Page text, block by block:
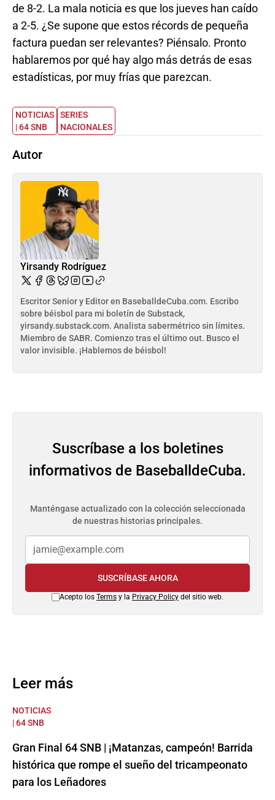
de 8-2. La mala noticia es que los jueves han caído
a 2-5. ¿Se supone que estos récords de pequeña
factura puedan ser relevantes? Piénsalo. Pronto
hablaremos por qué hay algo más detrás de esas
estadísticas, por muy frías que parezcan.
NOTICIAS
| 64 SNB
SERIES
NACIONALES
Autor
Yirsandy Rodríguez
Escritor Senior y Editor en BaseballdeCuba.com. Escribo
sobre béisbol para mi boletín de Substack,
yirsandy.substack.com. Analista sabermétrico sin límites.
Miembro de SABR. Comienzo tras el último out. Busco el
valor invisible. ¡Hablemos de béisbol!
Suscríbase a los boletines
informativos de BaseballdeCuba.
Manténgase actualizado con la colección seleccionada
de nuestras historias principales.
SUSCRÍBASE AHORA
Acepto los Terms y la Privacy Policy del sitio web.
Leer más
NOTICIAS
| 64 SNB
Gran Final 64 SNB | ¡Matanzas, campeón! Barrida
histórica que rompe el sueño del tricampeonato
para los Leñadores